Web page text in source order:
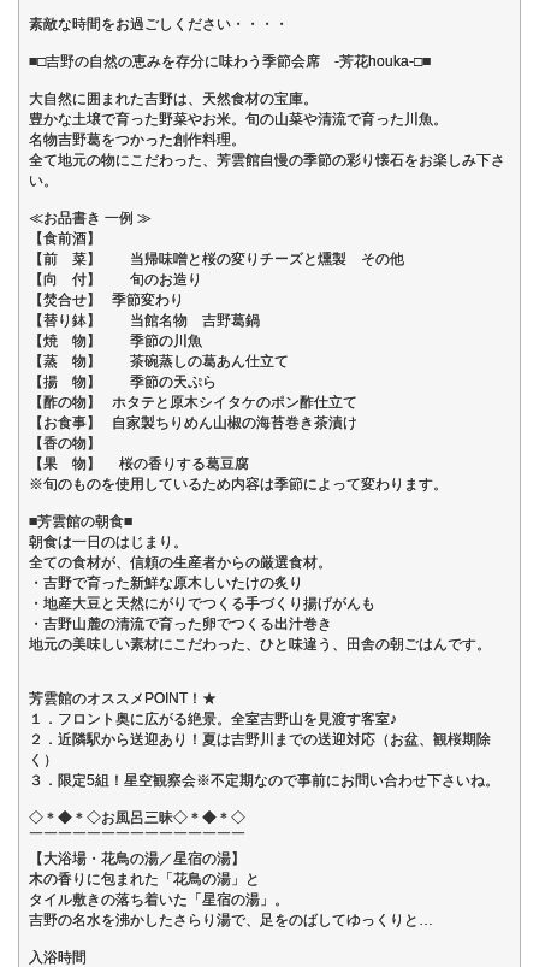
素敵な時間をお過ごしください・・・・
■□吉野の自然の恵みを存分に味わう季節会席 -芳花houka-□■
大自然に囲まれた吉野は、天然食材の宝庫。
豊かな土壌で育った野菜やお米。旬の山菜や清流で育った川魚。
名物吉野葛をつかった創作料理。
全て地元の物にこだわった、芳雲館自慢の季節の彩り懐石をお楽しみ下さ
い。
≪お品書き 一例 ≫
【食前酒】
【前 菜】 当帰味噌と桜の変りチーズと燻製 その他
【向 付】 旬のお造り
【焚合せ】 季節変わり
【替り鉢】 当館名物 吉野葛鍋
【焼 物】 季節の川魚
【蒸 物】 茶碗蒸しの葛あん仕立て
【揚 物】 季節の天ぷら
【酢の物】 ホタテと原木シイタケのポン酢仕立て
【お食事】 自家製ちりめん山椒の海苔巻き茶漬け
【香の物】
【果 物】 桜の香りする葛豆腐
※旬のものを使用しているため内容は季節によって変わります。
■芳雲館の朝食■
朝食は一日のはじまり。
全ての食材が、信頼の生産者からの厳選食材。
・吉野で育った新鮮な原木しいたけの炙り
・地産大豆と天然にがりでつくる手づくり揚げがんも
・吉野山麓の清流で育った卵でつくる出汁巻き
地元の美味しい素材にこだわった、ひと味違う、田舎の朝ごはんです。
芳雲館のオススメPOINT！★
１．フロント奥に広がる絶景。全室吉野山を見渡す客室♪
２．近隣駅から送迎あり！夏は吉野川までの送迎対応（お盆、観桜期除
く）
３．限定5組！星空観察会※不定期なので事前にお問い合わせ下さいね。
◇＊◆＊◇お風呂三昧◇＊◆＊◇
￣￣￣￣￣￣￣￣￣￣￣￣￣￣￣
【大浴場・花鳥の湯／星宿の湯】
木の香りに包まれた「花鳥の湯」と
タイル敷きの落ち着いた「星宿の湯」。
吉野の名水を沸かしたさらり湯で、足をのばしてゆっくりと…
入浴時間